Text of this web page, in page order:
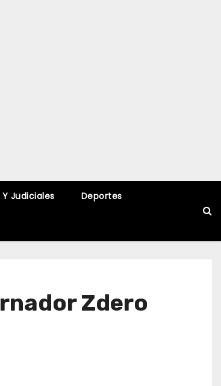
Judiciales Deportes
Zdero